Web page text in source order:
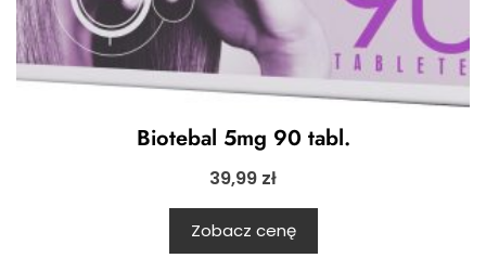
Biotebal 5mg 90 tabl.
39,99 zł
Zobacz cenę